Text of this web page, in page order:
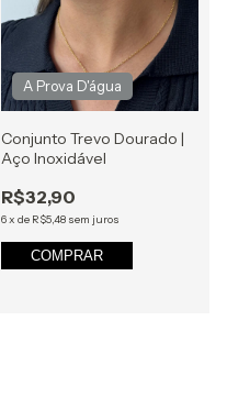
Conjunto Trevo Dourado |
Aço Inoxidável
R$32,90
6x de R$5,48 sem juros
COMPRAR